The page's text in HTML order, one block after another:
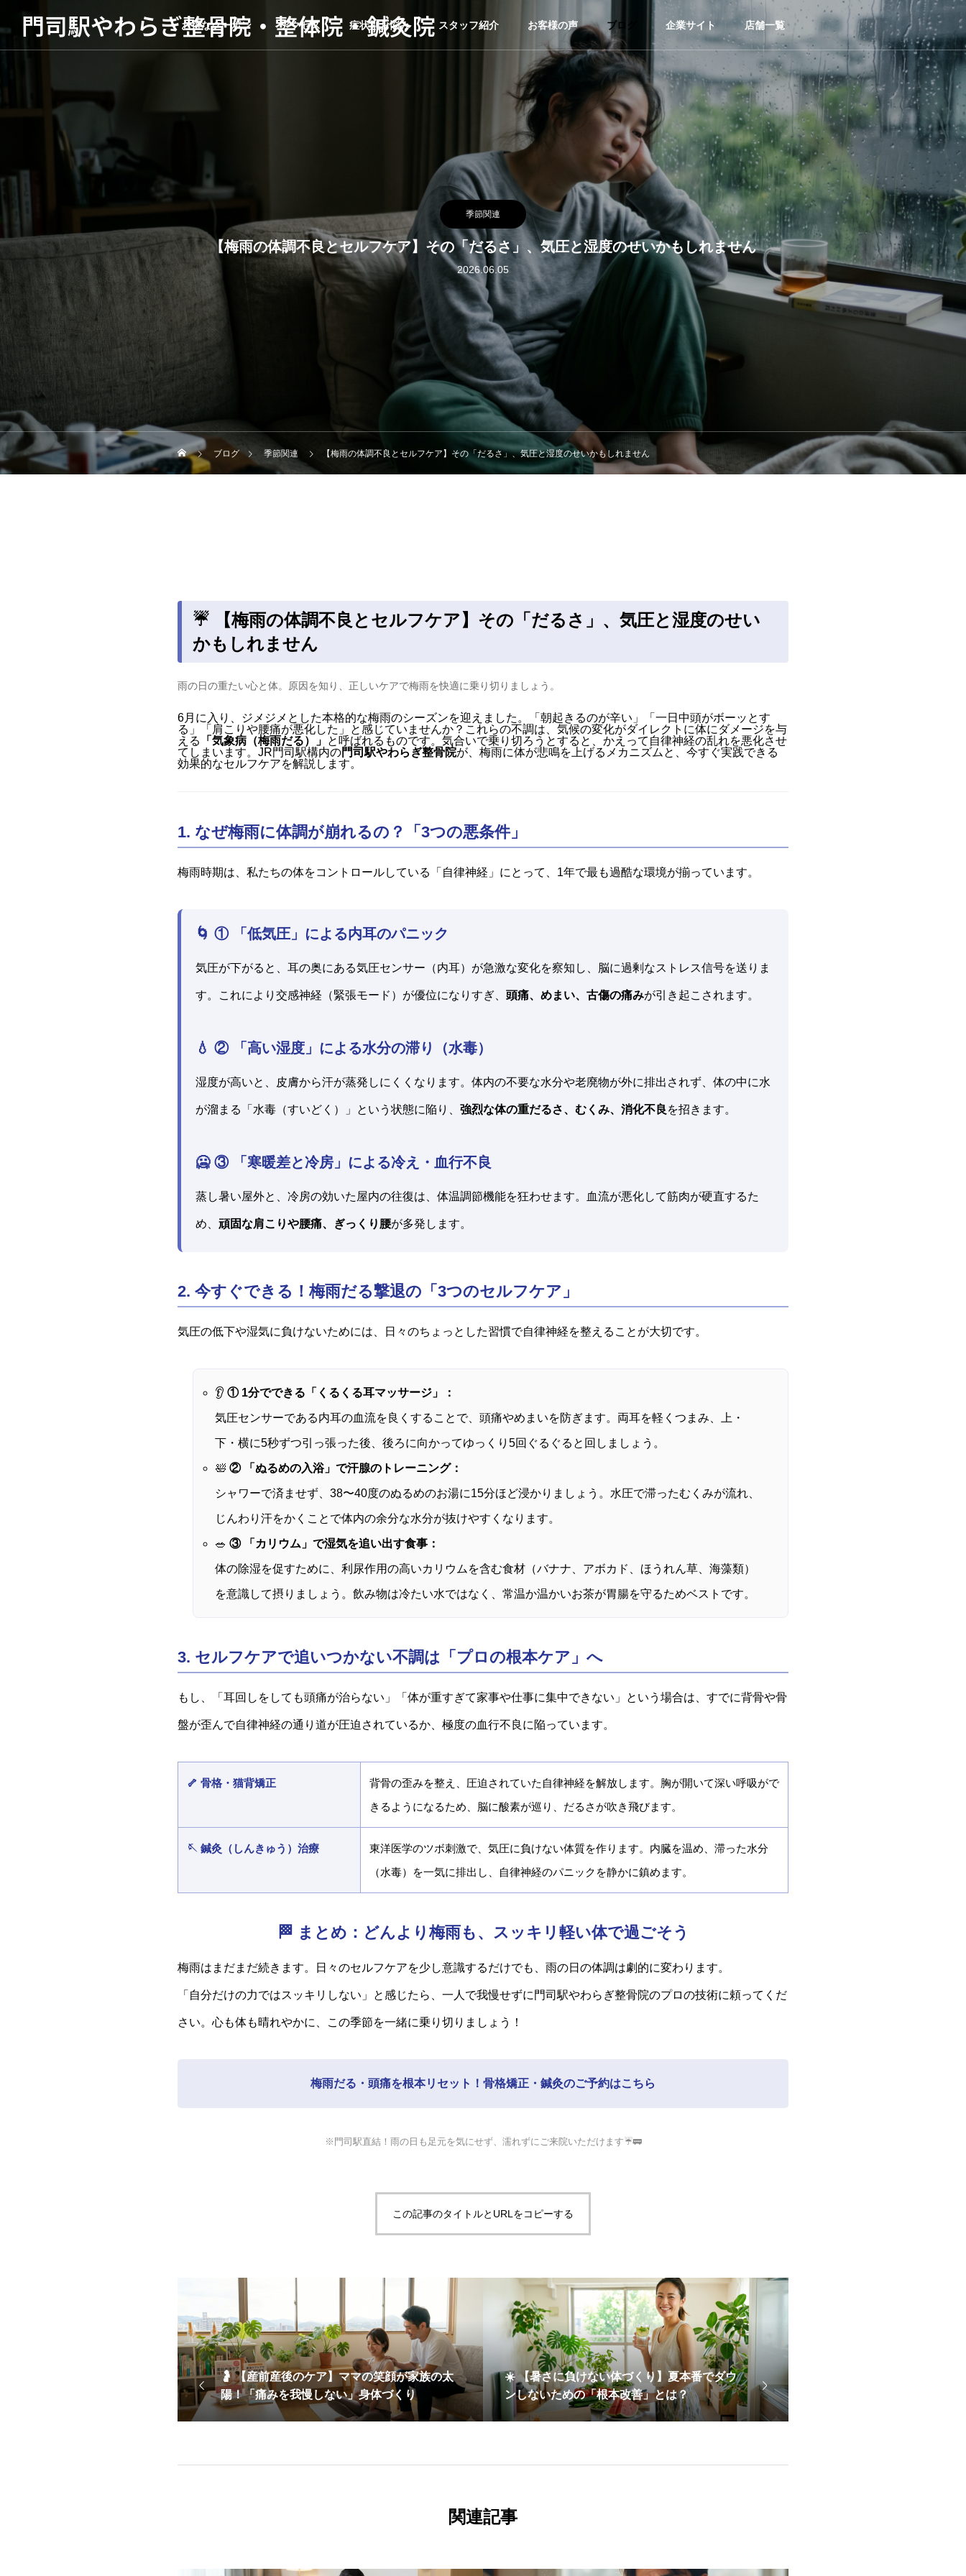
門司駅やわらぎ整骨院・整体院・鍼灸院
お得なクーポン アクセス 症状別お悩み スタッフ紹介 お客様の声 ブログ 企業サイト 店舗一覧
季節関連
【梅雨の体調不良とセルフケア】その「だるさ」、気圧と湿度のせいかもしれません
2026.06.05
ブログ 季節関連 【梅雨の体調不良とセルフケア】その「だるさ」、気圧と湿度のせいかもしれません
☔ 【梅雨の体調不良とセルフケア】その「だるさ」、気圧と湿度のせい
かもしれません
雨の日の重たい心と体。原因を知り、正しいケアで梅雨を快適に乗り切りましょう。
6月に入り、ジメジメとした本格的な梅雨のシーズンを迎えました。「朝起きるのが辛い」「一日中頭がボーッとす
る」「肩こりや腰痛が悪化した」と感じていませんか？これらの不調は、気候の変化がダイレクトに体にダメージを与
える
「気象病（梅雨だる）」 と呼ばれるものです。気合いで乗り切ろうとすると、かえって自律神経の乱れを悪化させ
てしまいます。JR門司駅構内の門司駅やわらぎ整骨院が、梅雨に体が悲鳴を上げるメカニズムと、今すぐ実践できる
効果的なセルフケアを解説します。
1. なぜ梅雨に体調が崩れるの？「3つの悪条件」
梅雨時期は、私たちの体をコントロールしている「自律神経」にとって、1年で最も過酷な環境が揃っています。
🌀 ① 「低気圧」による内耳のパニック
気圧が下がると、耳の奥にある気圧センサー（内耳）が急激な変化を察知し、脳に過剰なストレス信号を送りま
す。これにより交感神経（緊張モード）が優位になりすぎ、 頭痛、めまい、古傷の痛みが引き起こされます。
💧 ② 「高い湿度」による水分の滞り（水毒）
湿度が高いと、皮膚から汗が蒸発しにくくなります。体内の不要な水分や老廃物が外に排出されず、体の中に水
が溜まる「水毒（すいどく）」という状態に陥り、 強烈な体の重だるさ、むくみ、消化不良 を招きます。
🥶 ③ 「寒暖差と冷房」による冷え・血行不良
蒸し暑い屋外と、冷房の効いた屋内の往復は、体温調節機能を狂わせます。血流が悪化して筋肉が硬直するた
め、 頑固な肩こりや腰痛、ぎっくり腰が多発します。
2. 今すぐできる！梅雨だる撃退の「3つのセルフケア」
気圧の低下や湿気に負けないためには、日々のちょっとした習慣で自律神経を整えることが大切です。
👂 ① 1分でできる「くるくる耳マッサージ」：
気圧センサーである内耳の血流を良くすることで、頭痛やめまいを防ぎます。両耳を軽くつまみ、上・
下・横に5秒ずつ引っ張った後、後ろに向かってゆっくり5回ぐるぐると回しましょう。
🛀 ② 「ぬるめの入浴」で汗腺のトレーニング：
シャワーで済ませず、38〜40度のぬるめのお湯に15分ほど浸かりましょう。水圧で滞ったむくみが流れ、
じんわり汗をかくことで体内の余分な水分が抜けやすくなります。
🥗 ③ 「カリウム」で湿気を追い出す食事：
体の除湿を促すために、利尿作用の高いカリウムを含む食材（バナナ、アボカド、ほうれん草、海藻類）
を意識して摂りましょう。飲み物は冷たい水ではなく、常温か温かいお茶が胃腸を守るためベストです。
3. セルフケアで追いつかない不調は「プロの根本ケア」へ
もし、「耳回しをしても頭痛が治らない」「体が重すぎて家事や仕事に集中できない」という場合は、すでに背骨や骨
盤が歪んで自律神経の通り道が圧迫されているか、極度の血行不良に陥っています。
🦴 骨格・猫背矯正
背骨の歪みを整え、圧迫されていた自律神経を解放します。胸が開いて深い呼吸がで
きるようになるため、脳に酸素が巡り、だるさが吹き飛びます。
🪡 鍼灸（しんきゅう）治療
東洋医学のツボ刺激で、気圧に負けない体質を作ります。内臓を温め、滞った水分
（水毒）を一気に排出し、自律神経のパニックを静かに鎮めます。
🏁 まとめ：どんより梅雨も、スッキリ軽い体で過ごそう
梅雨はまだまだ続きます。日々のセルフケアを少し意識するだけでも、雨の日の体調は劇的に変わります。
「自分だけの力ではスッキリしない」と感じたら、一人で我慢せずに門司駅やわらぎ整骨院のプロの技術に頼ってくだ
さい。心も体も晴れやかに、この季節を一緒に乗り切りましょう！
梅雨だる・頭痛を根本リセット！骨格矯正・鍼灸のご予約はこちら
※門司駅直結！雨の日も足元を気にせず、濡れずにご来院いただけます☔🚃
この記事のタイトルとURLをコピーする
🤰 【産前産後のケア】ママの笑顔が家族の太
陽！「痛みを我慢しない」身体づくり
☀️ 【暑さに負けない体づくり】夏本番でダウ
ンしないための「根本改善」とは？
関連記事